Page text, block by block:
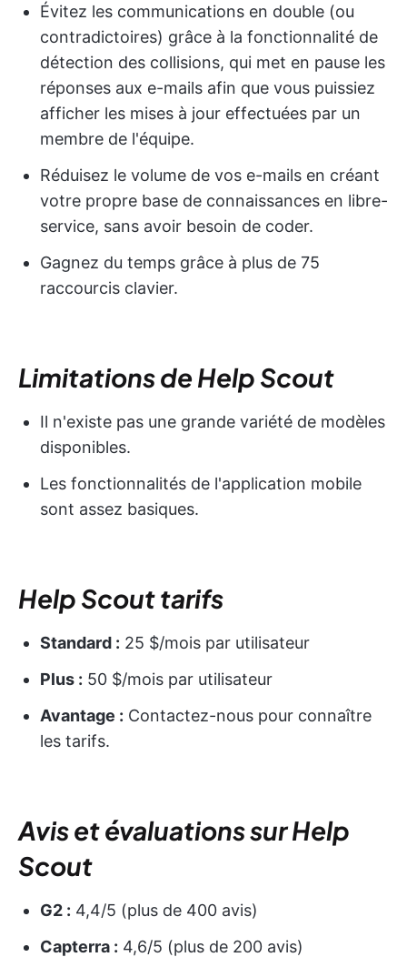
Évitez les communications en double (ou
contradictoires) grâce à la fonctionnalité de
détection des collisions, qui met en pause les
réponses aux e-mails afin que vous puissiez
afficher les mises à jour effectuées par un
membre de l'équipe.
Réduisez le volume de vos e-mails en créant
votre propre base de connaissances en libre-
service, sans avoir besoin de coder.
Gagnez du temps grâce à plus de 75
raccourcis clavier.
Limitations de Help Scout
Il n'existe pas une grande variété de modèles
disponibles.
Les fonctionnalités de l'application mobile
sont assez basiques.
Help Scouttarifs
Standard : 25 $/mois par utilisateur
Plus : 50 $/mois par utilisateur
Avantage : Contactez-nous pour connaître
les tarifs.
Avis et évaluations sur Help
Scout
G2 : 4,4/5 (plus de 400 avis)
Capterra : 4,6/5 (plus de 200 avis)